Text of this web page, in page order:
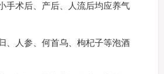
手术后、产后、人流后均应养气
、人参、何首乌、枸杞子等泡酒